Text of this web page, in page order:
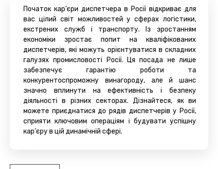
Початок кар’єри диспетчера в Росії відкриває для
вас цілий світ можливостей у сферах логістики,
екстрених служб і транспорту. Із зростанням
економіки зростає попит на кваліфікованих
диспетчерів, які можуть орієнтуватися в складних
галузях промисловості Росії. Ця посада не лише
забезпечує гарантію роботи та
конкурентоспроможну винагороду, але й шанс
значно вплинути на ефективність і безпеку
діяльності в різних секторах. Дізнайтеся, як ви
можете приєднатися до рядів диспетчерів у Росії,
сприяти ключовим операціям і будувати успішну
кар’єру в цій динамічній сфері.